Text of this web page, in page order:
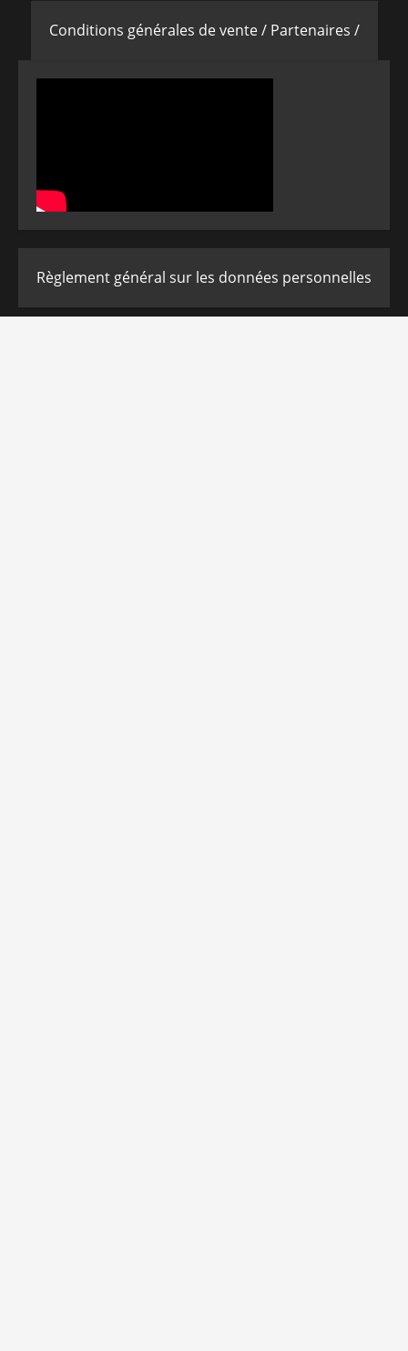
Conditions générales de vente / Partenaires /
Règlement général sur les données personnelles